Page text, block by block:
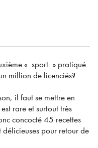
« sport » pratiqué
million de licenciés?
il faut se mettre en
rare et surtout très
concocté 45 recettes
pour retour de